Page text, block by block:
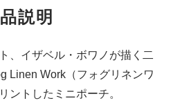
説明
、イザベル・ボワノが描く二
Linen Work（フォグリネンワ
ントしたミニポーチ。